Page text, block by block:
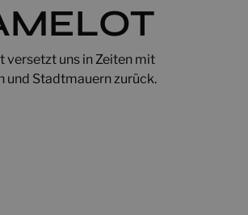
versetzt uns in Zeiten mit
und Stadtmauern zurück.